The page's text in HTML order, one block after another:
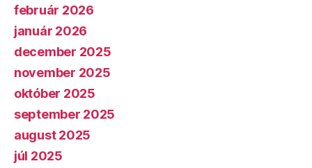
február 2026
január 2026
december 2025
november 2025
október 2025
september 2025
august 2025
júl 2025